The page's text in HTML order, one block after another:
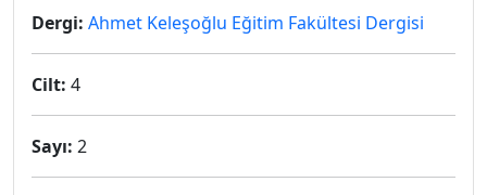
Dergi: Ahmet Keleşoğlu Eğitim Fakültesi Dergisi
Cilt: 4
Sayı: 2